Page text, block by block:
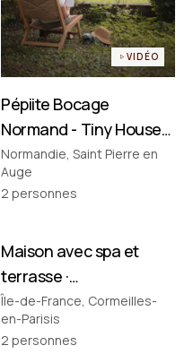
VIDÉO
Pépiite Bocage
Normand - Tiny House
avec Spa & Baignoire
Vintage en Normandie
Normandie, Saint Pierre en
Auge
2 personnes
Maison de ville
Maison avec spa et
terrasse ·
Cormeilles‑en‑Parisis
Île-de-France, Cormeilles-
en-Parisis
2 personnes